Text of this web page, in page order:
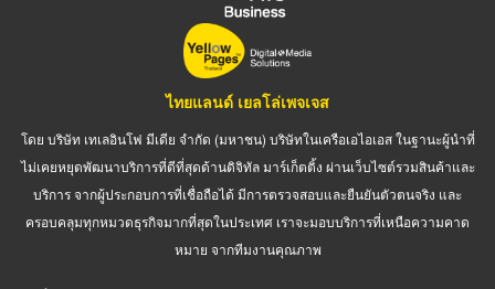
ไทยแลนด์ เยลโล่เพจเจส
โดย บริษัท เทเลอินโฟ มีเดีย จำกัด (มหาชน) บริษัทในเครือเอไอเอส ในฐานะผู้นำที่
ไม่เคยหยุดพัฒนาบริการที่ดีที่สุดด้านดิจิทัล มาร์เก็ตติ้ง ผ่านเว็บไซต์รวมสินค้าและ
บริการ จากผู้ประกอบการที่เชื่อถือได้ มีการตรวจสอบและยืนยันตัวตนจริง และ
ครอบคลุมทุกหมวดธุรกิจมากที่สุดในประเทศ เราจะมอบบริการที่เหนือความคาด
หมาย จากทีมงานคุณภาพ